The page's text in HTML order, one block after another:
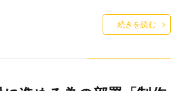
続きを読む